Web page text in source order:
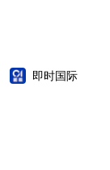
即时国际